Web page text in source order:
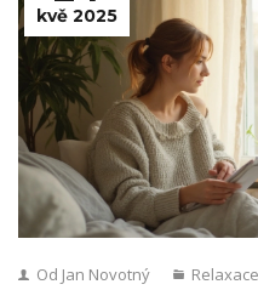
kvě 2025
Od Jan Novotný Relaxace